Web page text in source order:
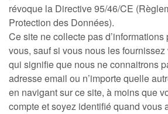
révoque la Directive 95/46/CE
Protection des Données).
Ce site ne collecte pas
vous, sauf si vous nous les
qui signifie que nous ne connaitrons
adresse email ou n’importe quelle
en navigant sur ce site, à moins que
compte et soyez identifié quand vous